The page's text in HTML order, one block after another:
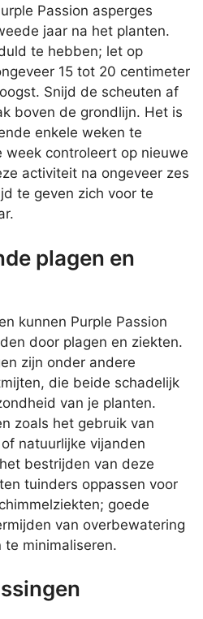
Passion asperges
jaar na het planten.
te hebben; let op
15 tot 20 centimeter
Snijd de scheuten af
boven de grondlijn. Het is
enkele weken te
week controleert op nieuwe
activiteit na ongeveer zes
te geven zich voor te
plagen en
kunnen Purple Passion
door plagen en ziekten.
zijn onder andere
die beide schadelijk
van je planten.
zoals het gebruik van
natuurlijke vijanden
bestrijden van deze
tuinders oppassen voor
goede
van overbewatering
te minimaliseren.